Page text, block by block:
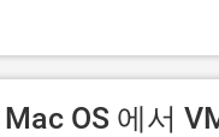
Mac OS 에서